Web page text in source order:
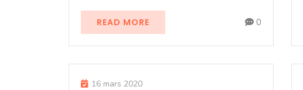
READ MORE 0
16 mars 2020